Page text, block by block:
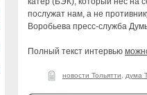
послужат нам, а не
Воробьева пресс-служба
Полный текст интервью
новости Тольятти дума